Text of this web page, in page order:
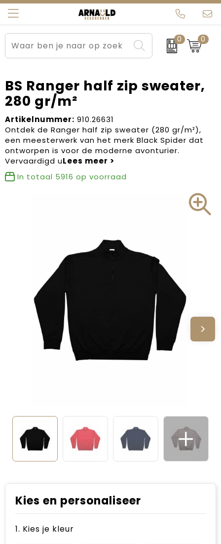
0 0
Relatiegeschenken
Sportkleding
Werkkleding
Kleding en textiel
Tassen
Beurs en Evenementen
Brievenbuspakketten
Carnaval
Dag van de Zorg
Kerstartikelen
Kerstpakketten
Verjaardagen
Voetbal, EK en WK
Voor de bouw
Zomergeschenken
Zomerpakketten
Arnauld Kerstpakketten
MijnEigenKadootje
Ons team
Contact
Blogs
BS Ranger half zip sweater,
280 gr/m²
Artikelnummer: 910.26631
Ontdek de Ranger half zip sweater (280 gr/m²),
een meesterwerk van het merk Black Spider dat
ontworpen is voor de moderne avonturier.
Vervaardigd u
In totaal 5916 op voorraad
Kies en personaliseer
1. Kies je kleur